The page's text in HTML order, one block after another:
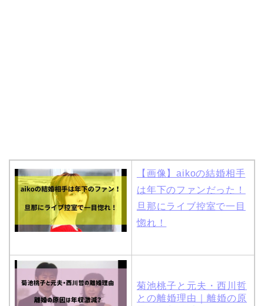
【画像】aikoの結婚相手
は年下のファンだった！
旦那にライブ控室で一目
惚れ！
菊池桃子と元夫・西川哲
との離婚理由｜離婚の原